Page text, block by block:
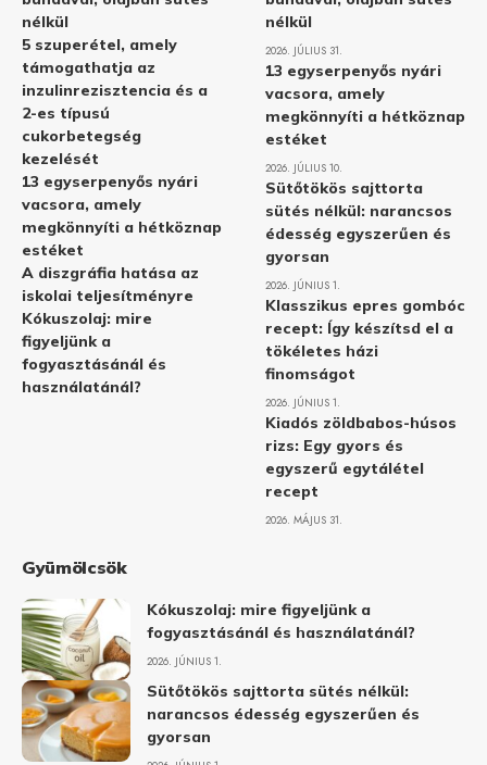
nélkül
5 szuperétel, amely
támogathatja az
inzulinrezisztencia és a
2-es típusú
cukorbetegség
kezelését
13 egyserpenyős nyári
vacsora, amely
megkönnyíti a hétköznap
estéket
A diszgráfia hatása az
iskolai teljesítményre
Kókuszolaj: mire
figyeljünk a
fogyasztásánál és
használatánál?
nélkül
2026. JÚLIUS 31.
13 egyserpenyős nyári
vacsora, amely
megkönnyíti a hétköznap
estéket
2026. JÚLIUS 10.
Sütőtökös sajttorta
sütés nélkül: narancsos
édesség egyszerűen és
gyorsan
2026. JÚNIUS 1.
Klasszikus epres gombóc
recept: Így készítsd el a
tökéletes házi
finomságot
2026. JÚNIUS 1.
Kiadós zöldbabos-húsos
rizs: Egy gyors és
egyszerű egytálétel
recept
2026. MÁJUS 31.
Gyümölcsök
Kókuszolaj: mire figyeljünk a
fogyasztásánál és használatánál?
2026. JÚNIUS 1.
Sütőtökös sajttorta sütés nélkül:
narancsos édesség egyszerűen és
gyorsan